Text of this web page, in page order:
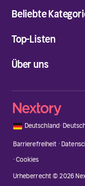
Über uns
Beliebte
Top-Listen
🇩🇪 Deutschland·
Barrierefreiheit ·
·Cookies
Urheberrecht © 2026